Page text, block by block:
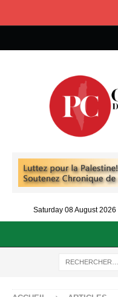
Saturday 08 August 2026